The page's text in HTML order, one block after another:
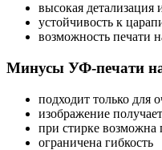
высокая детализация
устойчивость к
возможность печати
Минусы УФ-печати на
подходит только для
изображение
при стирке возможна
ограничена гибкость